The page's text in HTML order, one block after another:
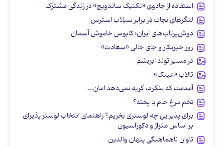
استفاده از جادوی «تکنیک ساندویچ» در زندگی مشترک
لنگرهای نجات در برابر سیلاب استرس
دوش‌پرتاب‌های ایران؛ کابوس خاموش آسمان
روز خبرنگار و جای خالی «سعادت»
در مسیر تولد ابریشم
تالاب «عینک»
آمدمت که بنگرم، گریه نمی‌دهد امان...
تخم مرغ خام یا پخته؟
برای پذیرایی چه لوستری بخریم؟ راهنمای انتخاب لوستر پذیرای
بر اساس متراژ و دکوراسیون
تاوان ناهماهنگی پنهان والدین